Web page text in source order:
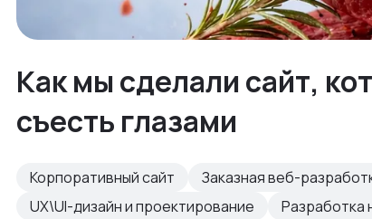
Как мы сделали сайт,
съесть глазами
Корпоративный сайт
Заказная веб-
UX\UI-дизайн и проектирование
Разработка